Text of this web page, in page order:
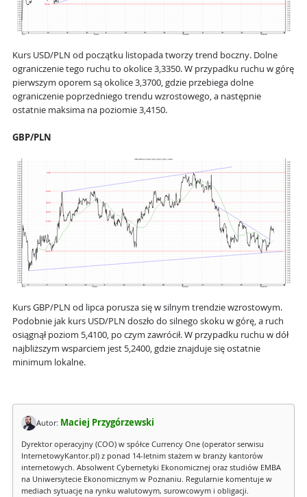
Kurs USD/PLN od początku listopada tworzy trend boczny. Dolne
ograniczenie tego ruchu to okolice 3,3350. W przypadku ruchu w górę
pierwszym oporem są okolice 3,3700, gdzie przebiega dolne
ograniczenie poprzedniego trendu wzrostowego, a następnie
ostatnie maksima na poziomie 3,4150.
GBP/PLN
Kurs GBP/PLN od lipca porusza się w silnym trendzie wzrostowym.
Podobnie jak kurs USD/PLN doszło do silnego skoku w górę, a ruch
osiągnął poziom 5,4100, po czym zawrócił. W przypadku ruchu w dół
najbliższym wsparciem jest 5,2400, gdzie znajduje się ostatnie
minimum lokalne.
Autor: Maciej Przygórzewski
Dyrektor operacyjny (COO) w spółce Currency One (operator serwisu
InternetowyKantor.pl) z ponad 14-letnim stażem w branży kantorów
internetowych. Absolwent Cybernetyki Ekonomicznej oraz studiów EMBA
na Uniwersytecie Ekonomicznym w Poznaniu. Regularnie komentuje w
mediach sytuację na rynku walutowym, surowcowym i obligacji.